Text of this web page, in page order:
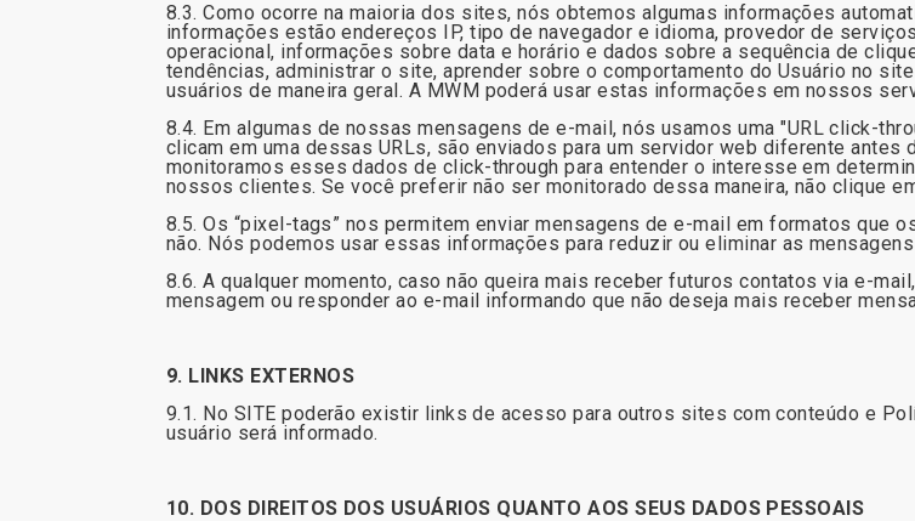
8.3. Como ocorre na maioria dos sites, nós obtemos algumas informações
informações estão endereços IP, tipo de navegador e idioma, provedor de
operacional, informações sobre data e horário e dados sobre a sequência de
tendências, administrar o site, aprender sobre o comportamento do Usuário no
usuários de maneira geral. A MWM poderá usar estas informações em nossos
8.4. Em algumas de nossas mensagens de e-mail, nós usamos uma "URL click-
clicam em uma dessas URLs, são enviados para um servidor web diferente
monitoramos esses dados de click-through para entender o interesse em
nossos clientes. Se você preferir não ser monitorado dessa maneira, não clique
8.5. Os “pixel-tags” nos permitem enviar mensagens de e-mail em formatos
não. Nós podemos usar essas informações para reduzir ou eliminar as
8.6. A qualquer momento, caso não queira mais receber futuros contatos via e-
mensagem ou responder ao e-mail informando que não deseja mais receber
9. LINKS EXTERNOS
9.1. No SITE poderão existir links de acesso para outros sites com conteúdo e
usuário será informado.
10. DOS DIREITOS DOS USUÁRIOS QUANTO AOS SEUS DADOS PESSOAIS